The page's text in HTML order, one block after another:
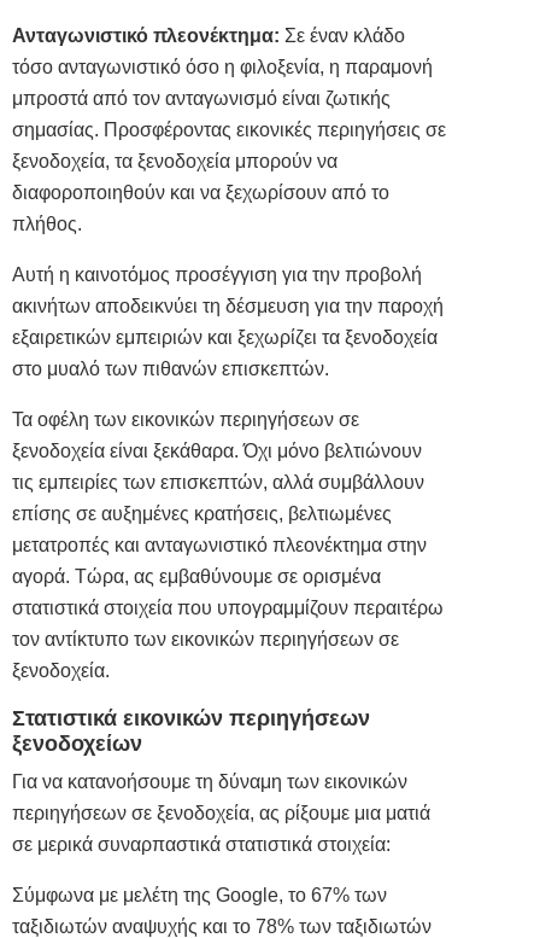
Ανταγωνιστικό πλεονέκτημα: Σε έναν κλάδο
τόσο ανταγωνιστικό όσο η φιλοξενία, η παραμονή
μπροστά από τον ανταγωνισμό είναι ζωτικής
σημασίας. Προσφέροντας εικονικές περιηγήσεις σε
ξενοδοχεία, τα ξενοδοχεία μπορούν να
διαφοροποιηθούν και να ξεχωρίσουν από το
πλήθος.
Αυτή η καινοτόμος προσέγγιση για την προβολή
ακινήτων αποδεικνύει τη δέσμευση για την παροχή
εξαιρετικών εμπειριών και ξεχωρίζει τα ξενοδοχεία
στο μυαλό των πιθανών επισκεπτών.
Τα οφέλη των εικονικών περιηγήσεων σε
ξενοδοχεία είναι ξεκάθαρα. Όχι μόνο βελτιώνουν
τις εμπειρίες των επισκεπτών, αλλά συμβάλλουν
επίσης σε αυξημένες κρατήσεις, βελτιωμένες
μετατροπές και ανταγωνιστικό πλεονέκτημα στην
αγορά. Τώρα, ας εμβαθύνουμε σε ορισμένα
στατιστικά στοιχεία που υπογραμμίζουν περαιτέρω
τον αντίκτυπο των εικονικών περιηγήσεων σε
ξενοδοχεία.
Στατιστικά εικονικών περιηγήσεων
ξενοδοχείων
Για να κατανοήσουμε τη δύναμη των εικονικών
περιηγήσεων σε ξενοδοχεία, ας ρίξουμε μια ματιά
σε μερικά συναρπαστικά στατιστικά στοιχεία:
Σύμφωνα με μελέτη της Google, το 67% των
ταξιδιωτών αναψυχής και το 78% των ταξιδιωτών